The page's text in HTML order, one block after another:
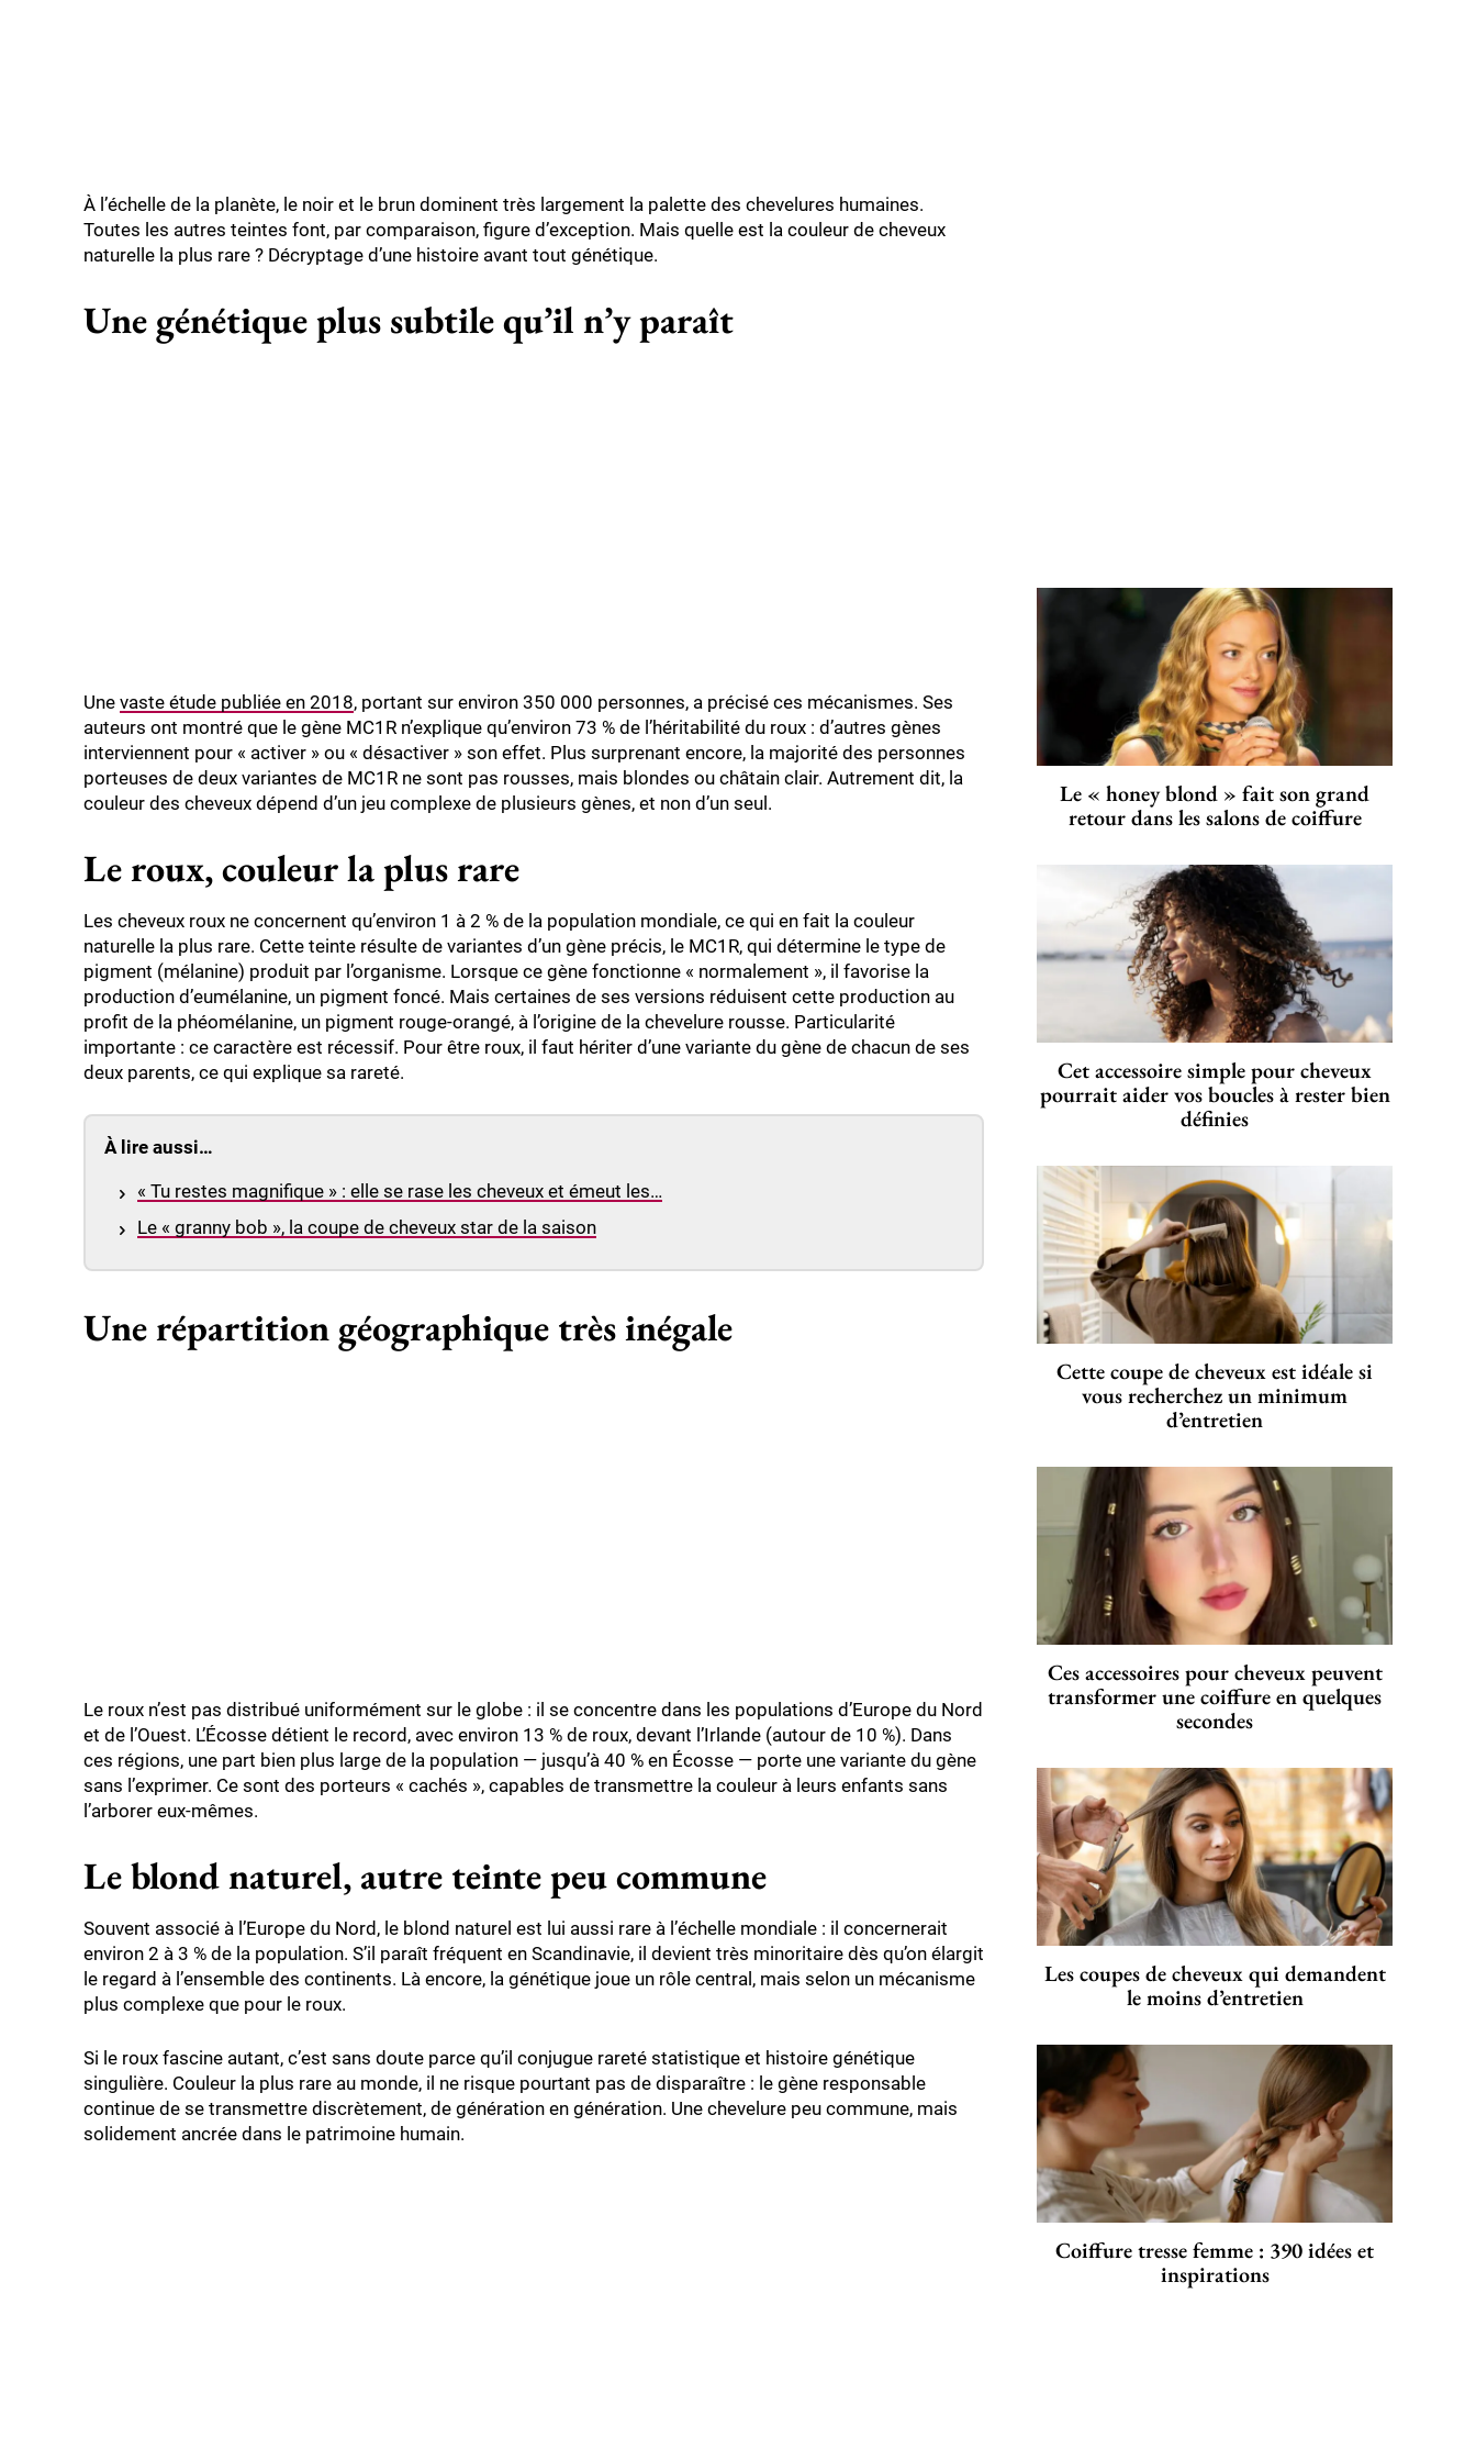
À l’échelle de la planète, le noir et le brun dominent très largement la palette des chevelures humaines.
Toutes les autres teintes font, par comparaison, figure d’exception. Mais quelle est la couleur de cheveux
naturelle la plus rare ? Décryptage d’une histoire avant tout génétique.
Une génétique plus subtile qu’il n’y paraît
Une vaste étude publiée en 2018, portant sur environ 350 000 personnes, a précisé ces mécanismes. Ses
auteurs ont montré que le gène MC1R n’explique qu’environ 73 % de l’héritabilité du roux : d’autres gènes
interviennent pour « activer » ou « désactiver » son effet. Plus surprenant encore, la majorité des personnes
porteuses de deux variantes de MC1R ne sont pas rousses, mais blondes ou châtain clair. Autrement dit, la
couleur des cheveux dépend d’un jeu complexe de plusieurs gènes, et non d’un seul.
Le roux, couleur la plus rare
Les cheveux roux ne concernent qu’environ 1 à 2 % de la population mondiale, ce qui en fait la couleur
naturelle la plus rare. Cette teinte résulte de variantes d’un gène précis, le MC1R, qui détermine le type de
pigment (mélanine) produit par l’organisme. Lorsque ce gène fonctionne « normalement », il favorise la
production d’eumélanine, un pigment foncé. Mais certaines de ses versions réduisent cette production au
profit de la phéomélanine, un pigment rouge-orangé, à l’origine de la chevelure rousse. Particularité
importante : ce caractère est récessif. Pour être roux, il faut hériter d’une variante du gène de chacun de ses
deux parents, ce qui explique sa rareté.
À lire aussi…
« Tu restes magnifique » : elle se rase les cheveux et émeut les…
Le « granny bob », la coupe de cheveux star de la saison
Une répartition géographique très inégale
Le roux n’est pas distribué uniformément sur le globe : il se concentre dans les populations d’Europe du Nord
et de l’Ouest. L’Écosse détient le record, avec environ 13 % de roux, devant l’Irlande (autour de 10 %). Dans
ces régions, une part bien plus large de la population — jusqu’à 40 % en Écosse — porte une variante du gène
sans l’exprimer. Ce sont des porteurs « cachés », capables de transmettre la couleur à leurs enfants sans
l’arborer eux-mêmes.
Le blond naturel, autre teinte peu commune
Souvent associé à l’Europe du Nord, le blond naturel est lui aussi rare à l’échelle mondiale : il concernerait
environ 2 à 3 % de la population. S’il paraît fréquent en Scandinavie, il devient très minoritaire dès qu’on élargit
le regard à l’ensemble des continents. Là encore, la génétique joue un rôle central, mais selon un mécanisme
plus complexe que pour le roux.
Si le roux fascine autant, c’est sans doute parce qu’il conjugue rareté statistique et histoire génétique
singulière. Couleur la plus rare au monde, il ne risque pourtant pas de disparaître : le gène responsable
continue de se transmettre discrètement, de génération en génération. Une chevelure peu commune, mais
solidement ancrée dans le patrimoine humain.
Le « honey blond » fait son grand
retour dans les salons de coiffure
Cet accessoire simple pour cheveux
pourrait aider vos boucles à rester bien
définies
Cette coupe de cheveux est idéale si
vous recherchez un minimum
d’entretien
Ces accessoires pour cheveux peuvent
transformer une coiffure en quelques
secondes
Les coupes de cheveux qui demandent
le moins d’entretien
Coiffure tresse femme : 390 idées et
inspirations